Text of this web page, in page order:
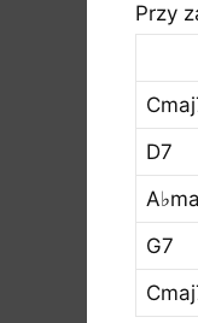
Przy
D7
G7